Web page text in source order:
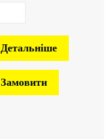
Детальніше
Замовити